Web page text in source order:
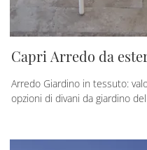
Capri Arredo da
Arredo Giardino in tessuto:
opzioni di divani da giardino